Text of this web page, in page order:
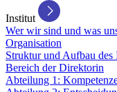
Institut
Wer wir sind und was
Organisation
Struktur und Aufbau des
Bereich der Direktorin
Abteilung 1: